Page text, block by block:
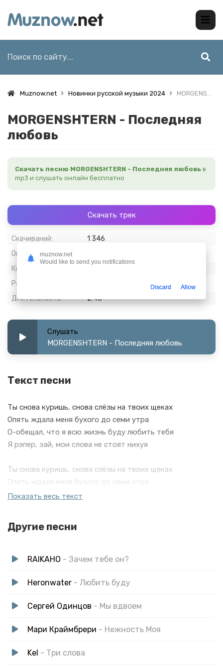
Muznow.net Новинки русской музыки 2024 MORGENSHTERN - Последняя любовь
MORGENSHTERN - Последняя
любовь
Скачать песню MORGENSHTERN - Последняя любовь в
mp3 и слушать онлайн бесплатно
Скачать трек
Скачиваний:
1 346
Опубликовано:
Качество:
Размер:
Длительность:
2:43
Слушать
MORGENSHTERN - Последняя любовь
Текст песни
Ты снова куришь, снова слёзы на твоих щеках
Опять ждала меня бухого до семи утра
О-обещал, что я всю жизнь буду любить тебя
Я рэпер, зай, мои слова не стоят нихуя
Ты снова куришь, снова слёзы на твоих щеках
Опять ждала меня бухого до семи утра
О-обещал, что я всю жизнь буду любить тебя
Показать весь текст
Другие песни
RAIKAHO - Зачем тебе он?
Heronwater - Любить буду
Сергей Одинцов - Мы вдвоем
Мари Краймбрери - Нежность Моя
Kel - Три слова
muznow.net
Would like to send you notifications
Discard Allow